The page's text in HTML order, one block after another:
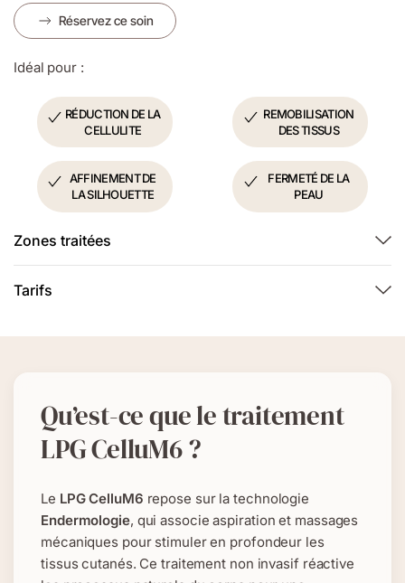
Réservez ce soin
Idéal pour :
RÉDUCTION DE LA
CELLULITE
REMOBILISATION
DES TISSUS
AFFINEMENT DE
LA SILHOUETTE
FERMETÉ DE LA
PEAU
Zones traitées
Tarifs
Qu’est-ce que le traitement
LPG CelluM6 ?
Le LPG CelluM6 repose sur la technologie
Endermologie, qui associe aspiration et massages
mécaniques pour stimuler en profondeur les
tissus cutanés. Ce traitement non invasif réactive